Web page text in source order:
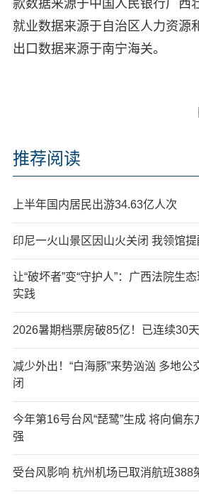
款数据来源于中国人民银行广西
就业数据来源于自治区人力资源
出口数据来源于南宁海关。
推荐阅读
上半年国内居民出游34.63亿人次
印尼一火山景区因山火关闭 我领馆
让“破坏者”变“守护人”：广西法院生
实践
2026暑期档票房破85亿！已连续30
减少外出！“白海豚”来势汹汹 多地公
闭
今年第16号台风“琵鹭”生成 将向偏
强
受台风影响 杭州机场已取消航班388